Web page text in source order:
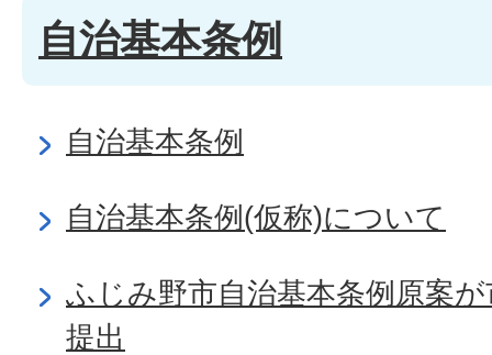
自治基本条例
自治基本条例
自治基本条例(仮称)について
ふじみ野市自治基本条例原案
提出